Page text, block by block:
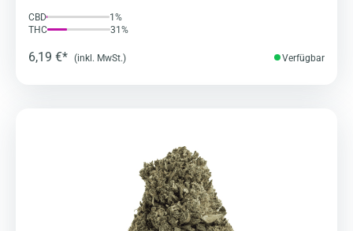
CBD
1%
THC
31%
6,19 €* (inkl. MwSt.) Verfügbar